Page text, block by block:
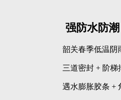
强防水防
韶关春季低温阴
三道密封 + 阶梯
遇水膨胀胶条 +